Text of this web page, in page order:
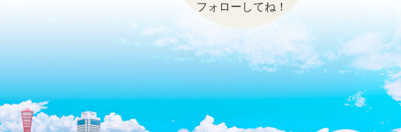
フォローしてね！